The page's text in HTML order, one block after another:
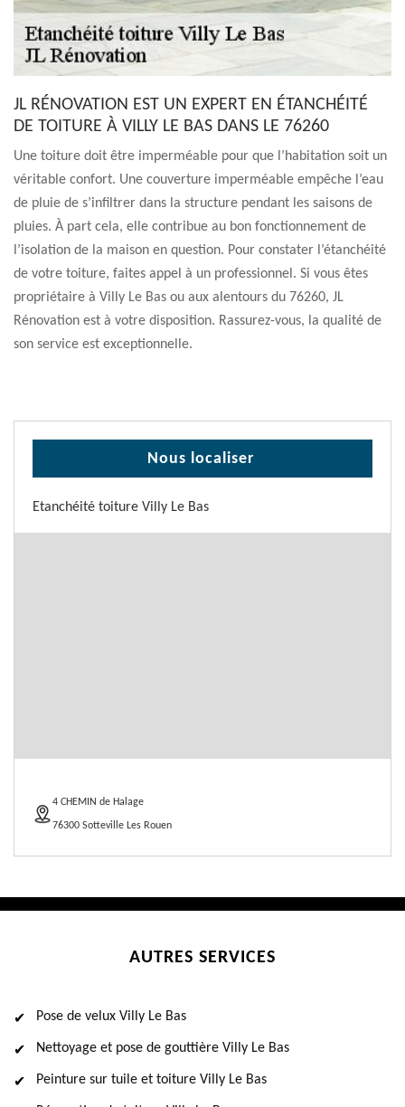
JL RÉNOVATION EST UN EXPERT EN ÉTANCHÉITÉ
DE TOITURE À VILLY LE BAS DANS LE 76260
Une toiture doit être imperméable pour que l’habitation soit un
véritable confort. Une couverture imperméable empêche l’eau
de pluie de s’infiltrer dans la structure pendant les saisons de
pluies. À part cela, elle contribue au bon fonctionnement de
l’isolation de la maison en question. Pour constater l’étanchéité
de votre toiture, faites appel à un professionnel. Si vous êtes
propriétaire à Villy Le Bas ou aux alentours du 76260, JL
Rénovation est à votre disposition. Rassurez-vous, la qualité de
son service est exceptionnelle.
Nous localiser
Etanchéité toiture Villy Le Bas
4 CHEMIN de Halage
76300 Sotteville Les Rouen
AUTRES SERVICES
Pose de velux Villy Le Bas
Nettoyage et pose de gouttière Villy Le Bas
Peinture sur tuile et toiture Villy Le Bas